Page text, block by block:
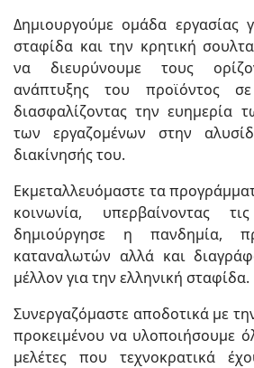
Δημιουργούμε ομάδα εργασίας
σταφίδα και την κρητική
να διευρύνουμε τους
ανάπτυξης του προϊόντος
διασφαλίζοντας την ευημερία
των εργαζομένων στην
διακίνησής του.
Εκμεταλλευόμαστε τα
κοινωνία, υπερβαίνοντας
δημιούργησε η πανδημία,
καταναλωτών αλλά και
μέλλον για την ελληνική σταφίδα.
Συνεργαζόμαστε αποδοτικά με
προκειμένου να υλοποιήσουμε
μελέτες που τεχνοκρατικά